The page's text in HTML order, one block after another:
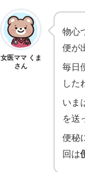
女医ママ くま
さん
物心
便が
毎日
した
いま
を送
便秘
回は